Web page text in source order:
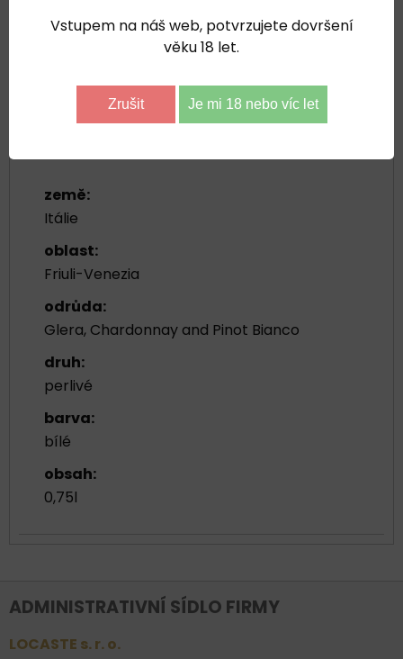
FacebookTwitterBlueskyPinterestRedditLinkedInWhatsApp
E-
Doplňující informace Recenze
Diskuse 0
země:
Itálie
oblast:
Friuli-Venezia
odrůda:
Glera, Chardonnay and Pinot Bianco
druh:
perlivé
barva:
bílé
obsah:
0,75l
ADMINISTRATIVNÍ SÍDLO FIRMY
LOCASTE s. r. o.
Vstupem na náš web, potvrzujete dovršení
věku 18 let.
Zrušit Je mi 18 nebo víc let